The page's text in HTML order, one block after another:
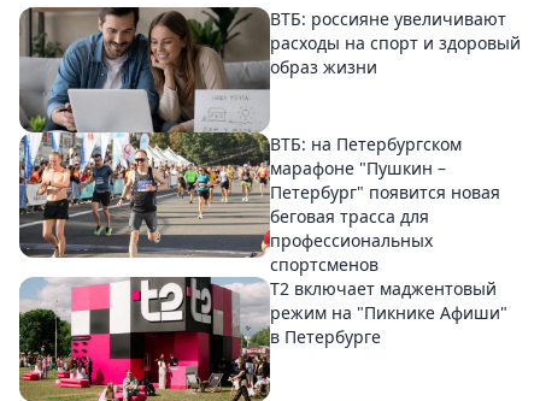
ВТБ: россияне увеличивают
расходы на спорт и здоровый
образ жизни
ВТБ: на Петербургском
марафоне "Пушкин –
Петербург" появится новая
беговая трасса для
профессиональных
спортсменов
Т2 включает маджентовый
режим на "Пикнике Афиши"
в Петербурге